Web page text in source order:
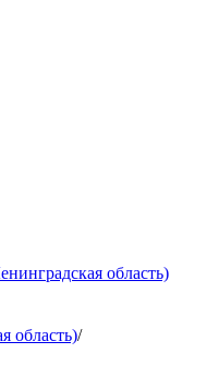
область)
область)/